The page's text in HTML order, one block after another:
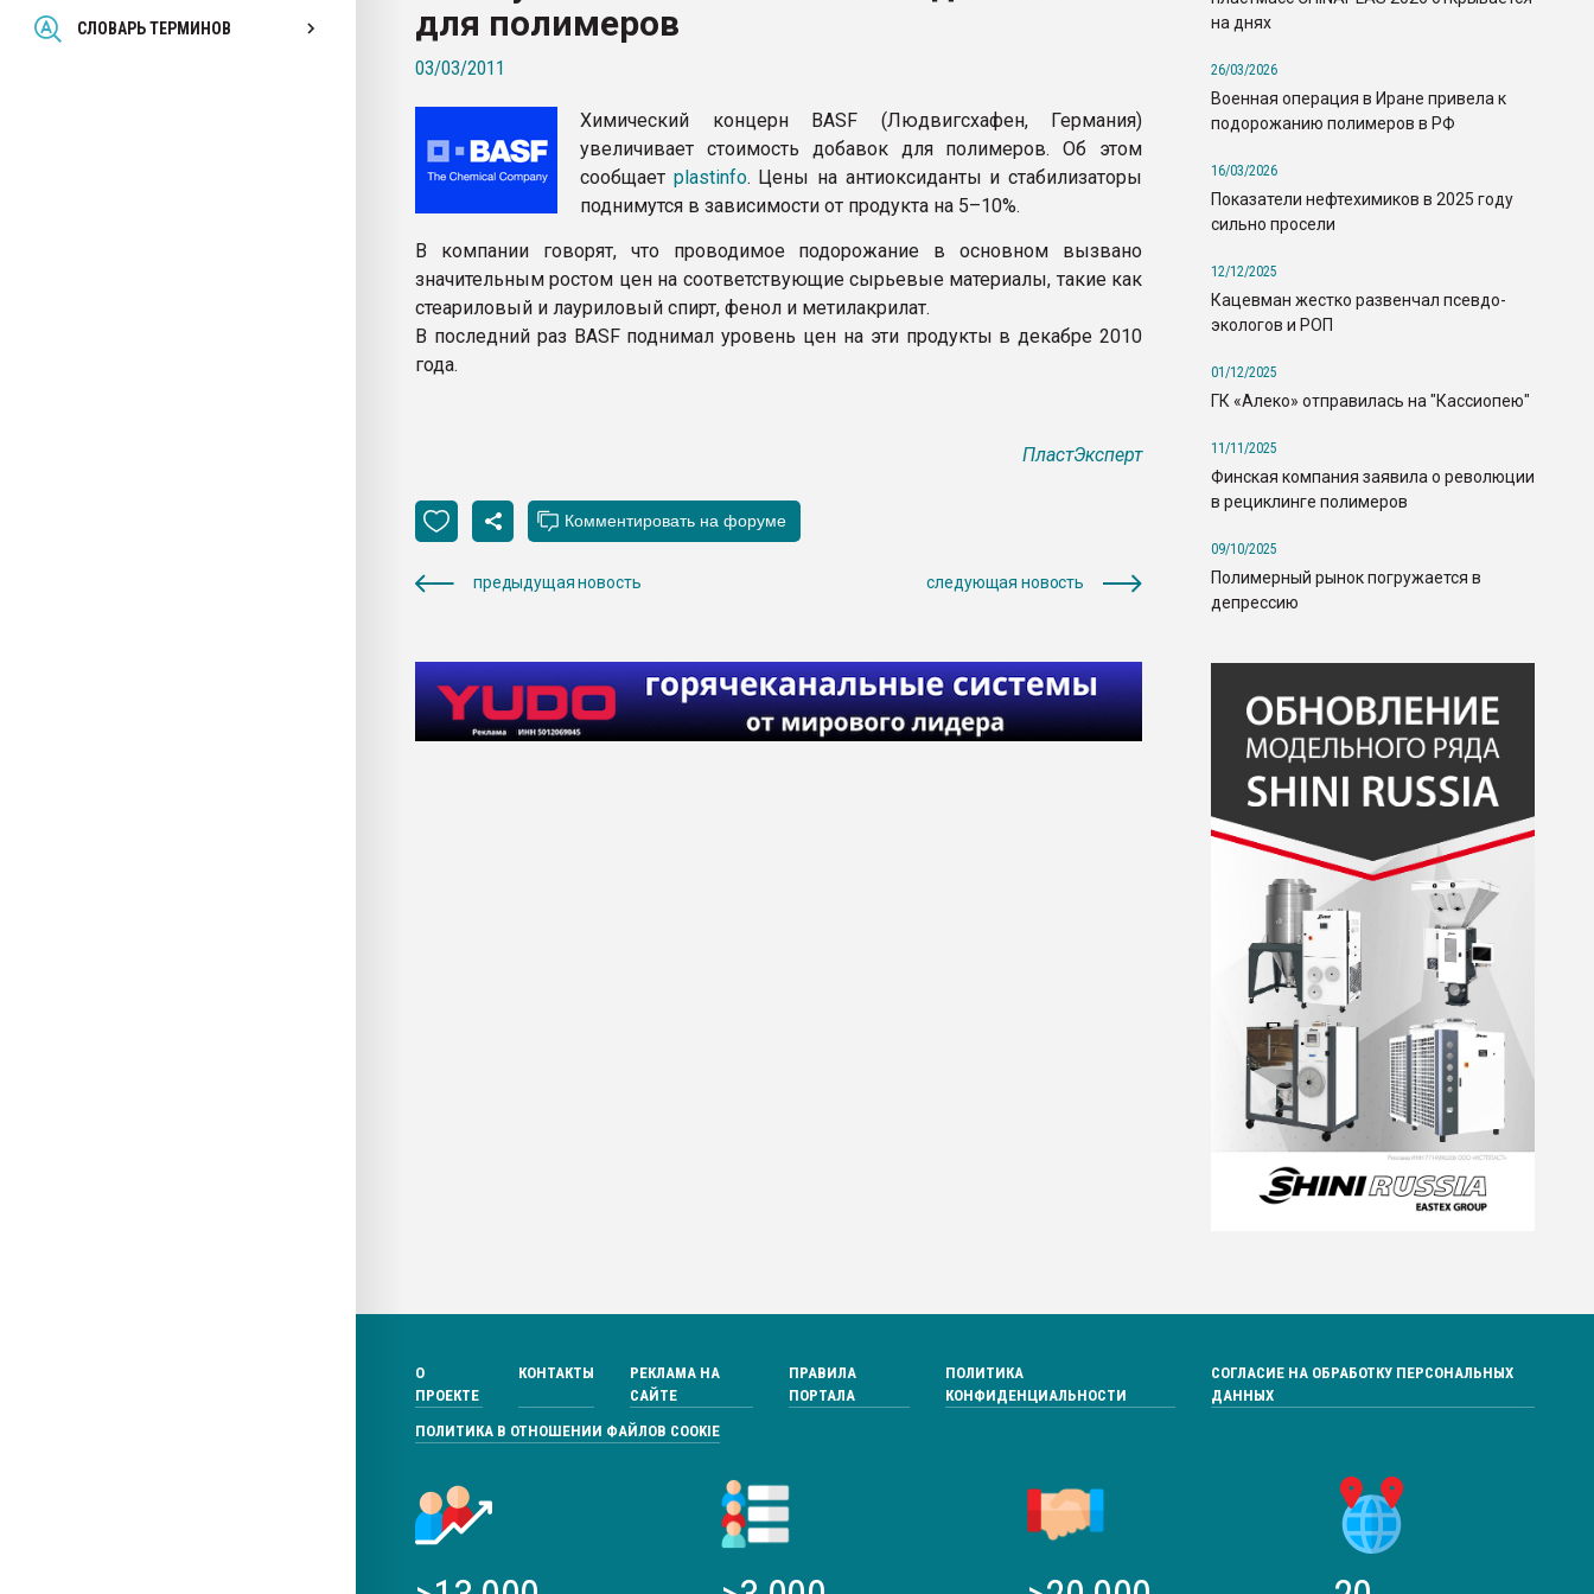
СЛОВАРЬ ТЕРМИНОВ
Всё, что касается выдува ПЭТ
бутылок
ПЕРЕЙТИ НА ФОРУМ
для полимеров
03/03/2011
Химический концерн BASF (Людвигсхафен, Германия)
увеличивает стоимость добавок для полимеров. Об этом
сообщает plastinfo. Цены на антиоксиданты и стабилизаторы
поднимутся в зависимости от продукта на 5–10%.
В компании говорят, что проводимое подорожание в основном вызвано
значительным ростом цен на соответствующие сырьевые материалы, такие как
стеариловый и лауриловый спирт, фенол и метилакрилат.
В последний раз BASF поднимал уровень цен на эти продукты в декабре 2010
года.
ПластЭксперт
предыдущая новость следующая новость
на днях
26/03/2026
Военная операция в Иране привела к
подорожанию полимеров в РФ
16/03/2026
Показатели нефтехимиков в 2025 году
сильно просели
12/12/2025
Кацевман жестко развенчал псевдо-
экологов и РОП
01/12/2025
ГК «Алеко» отправилась на "Кассиопею"
11/11/2025
Финская компания заявила о революции
в рециклинге полимеров
09/10/2025
Полимерный рынок погружается в
депрессию
О
ПРОЕКТЕ
КОНТАКТЫ
РЕКЛАМА НА
САЙТЕ
ПРАВИЛА
ПОРТАЛА
ПОЛИТИКА
КОНФИДЕНЦИАЛЬНОСТИ
СОГЛАСИЕ НА ОБРАБОТКУ ПЕРСОНАЛЬНЫХ
ДАННЫХ
ПОЛИТИКА В ОТНОШЕНИИ ФАЙЛОВ COOKIE